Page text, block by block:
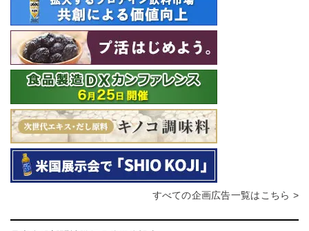
すべての企画広告一覧はこちら >